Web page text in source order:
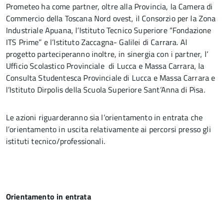
Prometeo ha come partner, oltre alla Provincia, la Camera di
Commercio della Toscana Nord ovest, il Consorzio per la Zona
Industriale Apuana, l’Istituto Tecnico Superiore “Fondazione
ITS Prime” e l’Istituto Zaccagna- Galilei di Carrara. Al
progetto parteciperanno inoltre, in sinergia con i partner, l’
Ufficio Scolastico Provinciale di Lucca e Massa Carrara, la
Consulta Studentesca Provinciale di Lucca e Massa Carrara e
l’Istituto Dirpolis della Scuola Superiore Sant’Anna di Pisa.
Le azioni riguarderanno sia l’orientamento in entrata che
l’orientamento in uscita relativamente ai percorsi presso gli
istituti tecnico/professionali.
Orientamento in entrata